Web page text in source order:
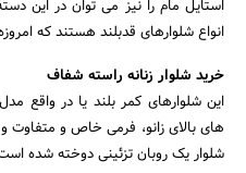
استایل مام را نیز می توان در این
انواع شلوارهای قدبلند هستند که
خرید شلوار زنانه راسته شفاف
این شلوارهای کمر بلند یا در واقع
های بالای زانو، فرمی خاص و متفاوت
شلوار یک روبان تزئینی دوخته شده